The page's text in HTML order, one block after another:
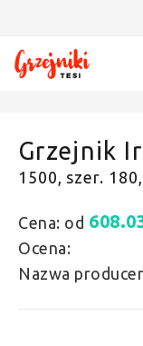
Grzejnik
1500, szer.
Cena: od
Ocena:
Nazwa